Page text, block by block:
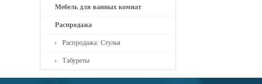
Мебель для ванных комнат
Распродажа
Распродажа: Стулья
Табуреты